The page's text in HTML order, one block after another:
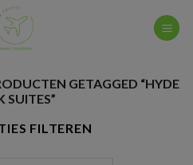
GETAGGED “HYDE
SUITES”
FILTEREN